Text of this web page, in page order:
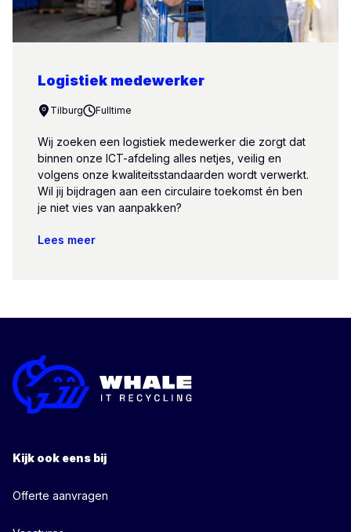
Logistiek medewerker
Tilburg Fulltime
Wij zoeken een logistiek medewerker die zorgt dat
binnen onze ICT-afdeling alles netjes, veilig en
volgens onze kwaliteitsstandaarden wordt verwerkt.
Wil jij bijdragen aan een circulaire toekomst én ben
je niet vies van aanpakken?
Lees meer
Kijk ook eens bij
Offerte aanvragen